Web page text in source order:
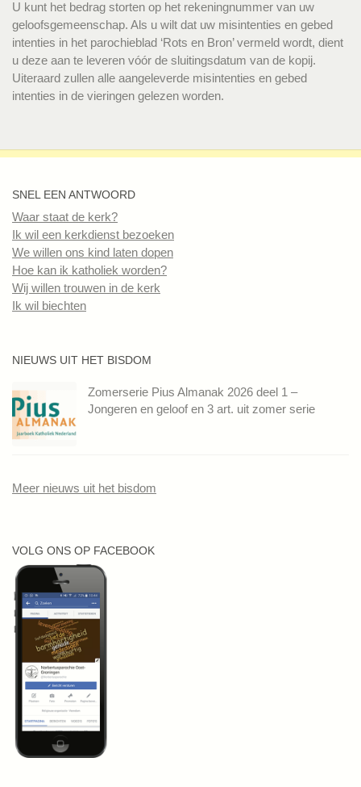
U kunt het bedrag storten op het rekeningnummer van uw
geloofsgemeenschap. Als u wilt dat uw misintenties en gebed
intenties in het parochieblad ‘Rots en Bron’ vermeld wordt, dient
u deze aan te leveren vóór de sluitingsdatum van de kopij.
Uiteraard zullen alle aangeleverde misintenties en gebed
intenties in de vieringen gelezen worden.
SNEL EEN ANTWOORD
Waar staat de kerk?
Ik wil een kerkdienst bezoeken
We willen ons kind laten dopen
Hoe kan ik katholiek worden?
Wij willen trouwen in de kerk
Ik wil biechten
NIEUWS UIT HET BISDOM
Zomerserie Pius Almanak 2026 deel 1 –
Jongeren en geloof en 3 art. uit zomer serie
Meer nieuws uit het bisdom
VOLG ONS OP FACEBOOK